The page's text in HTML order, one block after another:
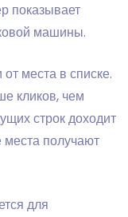
показывает
машины.
места в списке.
кликов, чем
строк доходит
места получают
для